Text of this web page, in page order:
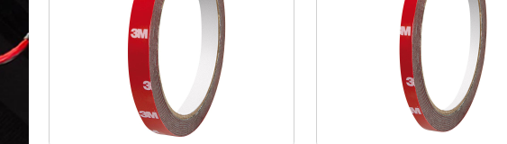
. TAPETES ORIGINAIS BORRACHA
. TAPETES ORIGINAIS BORRACHA 3D
. TAPETES ORIGINAIS BORRACHA
. TAPETES UNIVERSAIS ALCATIFA
. TAPETES UNIVERSAIS ALCATIFA